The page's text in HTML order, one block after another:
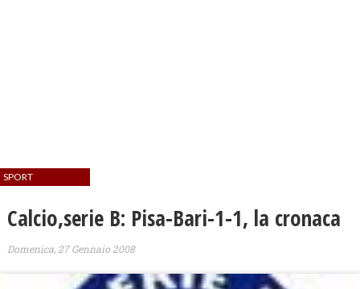
SPORT
Calcio,serie B: Pisa-Bari-1-1, la cronaca
Domenica, 27 Gennaio 2008